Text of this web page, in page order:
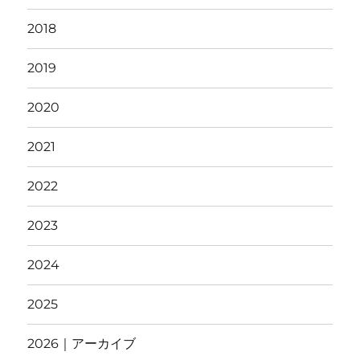
2018
2019
2020
2021
2022
2023
2024
2025
2026｜アーカイブ